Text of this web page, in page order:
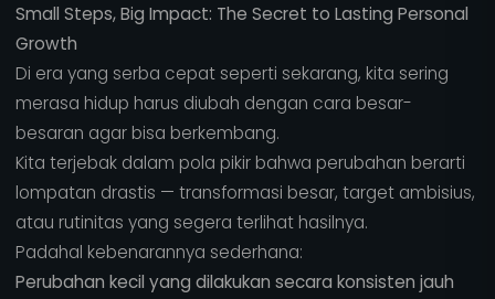
Small Steps, Big Impact: The Secret to Lasting Personal
Growth
Di era yang serba cepat seperti sekarang, kita sering
merasa hidup harus diubah dengan cara besar-
besaran agar bisa berkembang.
Kita terjebak dalam pola pikir bahwa perubahan berarti
lompatan drastis — transformasi besar, target ambisius,
atau rutinitas yang segera terlihat hasilnya.
Padahal kebenarannya sederhana:
Perubahan kecil yang dilakukan secara konsisten jauh